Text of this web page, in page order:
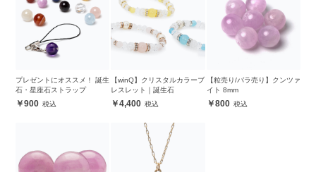
プレゼントにオススメ！ 誕生
石・星座石ストラップ
900
【winQ】クリスタルカラーブ
レスレット｜誕生石
4,400
【粒売り/バラ売り】クンツァ
イト 8mm
800